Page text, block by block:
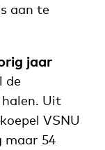
aan te
jaar
de
Uit
VSNU
maar 54